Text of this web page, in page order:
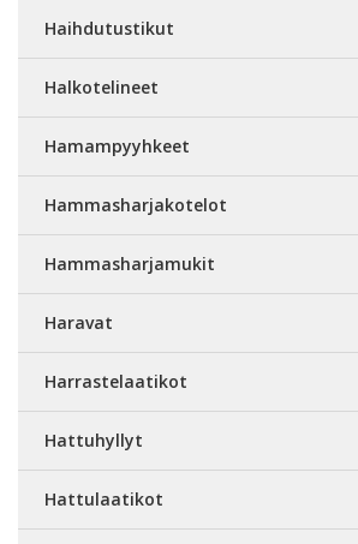
Haihdutustikut
Halkotelineet
Hamampyyhkeet
Hammasharjakotelot
Hammasharjamukit
Haravat
Harrastelaatikot
Hattuhyllyt
Hattulaatikot